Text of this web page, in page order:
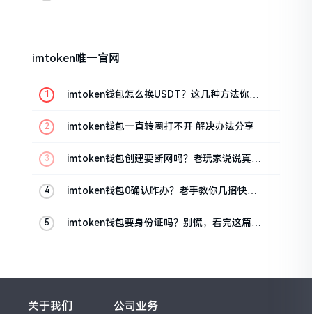
imtoken唯一官网
imtoken钱包怎么换USDT？这几种方法你得
imtoken钱包一直转圈打不开 解决办法分享
imtoken钱包创建要断网吗？老玩家说说真实
imtoken钱包0确认咋办？老手教你几招快速
imtoken钱包要身份证吗？别慌，看完这篇就
关于我们 公司业务